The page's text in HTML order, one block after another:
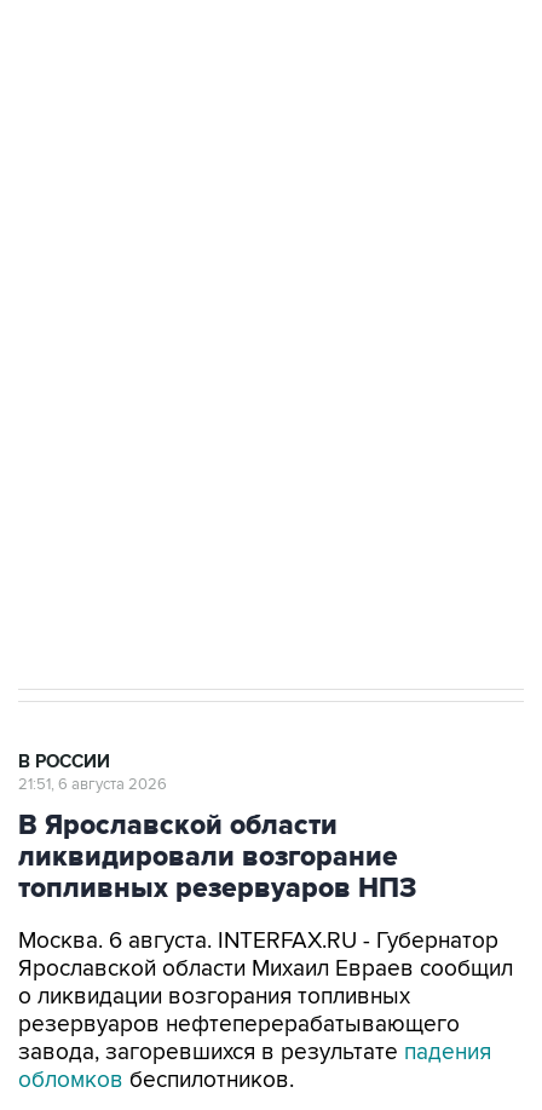
В РОССИИ
21:51, 6 августа 2026
В Ярославской области
ликвидировали возгорание
топливных резервуаров НПЗ
Москва. 6 августа. INTERFAX.RU - Губернатор
Ярославской области Михаил Евраев сообщил
о ликвидации возгорания топливных
резервуаров нефтеперерабатывающего
завода, загоревшихся в результате падения
обломков беспилотников.